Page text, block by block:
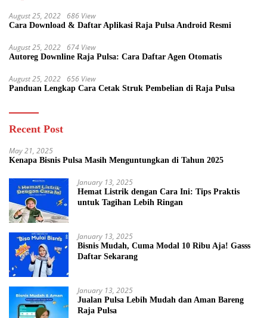
August 25, 2022 686 View
Cara Download & Daftar Aplikasi Raja Pulsa Android Resmi
August 25, 2022 674 View
Autoreg Downline Raja Pulsa: Cara Daftar Agen Otomatis
August 25, 2022 656 View
Panduan Lengkap Cara Cetak Struk Pembelian di Raja Pulsa
Recent Post
May 21, 2025
Kenapa Bisnis Pulsa Masih Menguntungkan di Tahun 2025
January 13, 2025
Hemat Listrik dengan Cara Ini: Tips Praktis
untuk Tagihan Lebih Ringan
January 13, 2025
Bisnis Mudah, Cuma Modal 10 Ribu Aja! Gasss
Daftar Sekarang
January 13, 2025
Jualan Pulsa Lebih Mudah dan Aman Bareng
Raja Pulsa